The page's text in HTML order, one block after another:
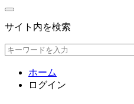
サイト内を検索
ホーム
ログイン